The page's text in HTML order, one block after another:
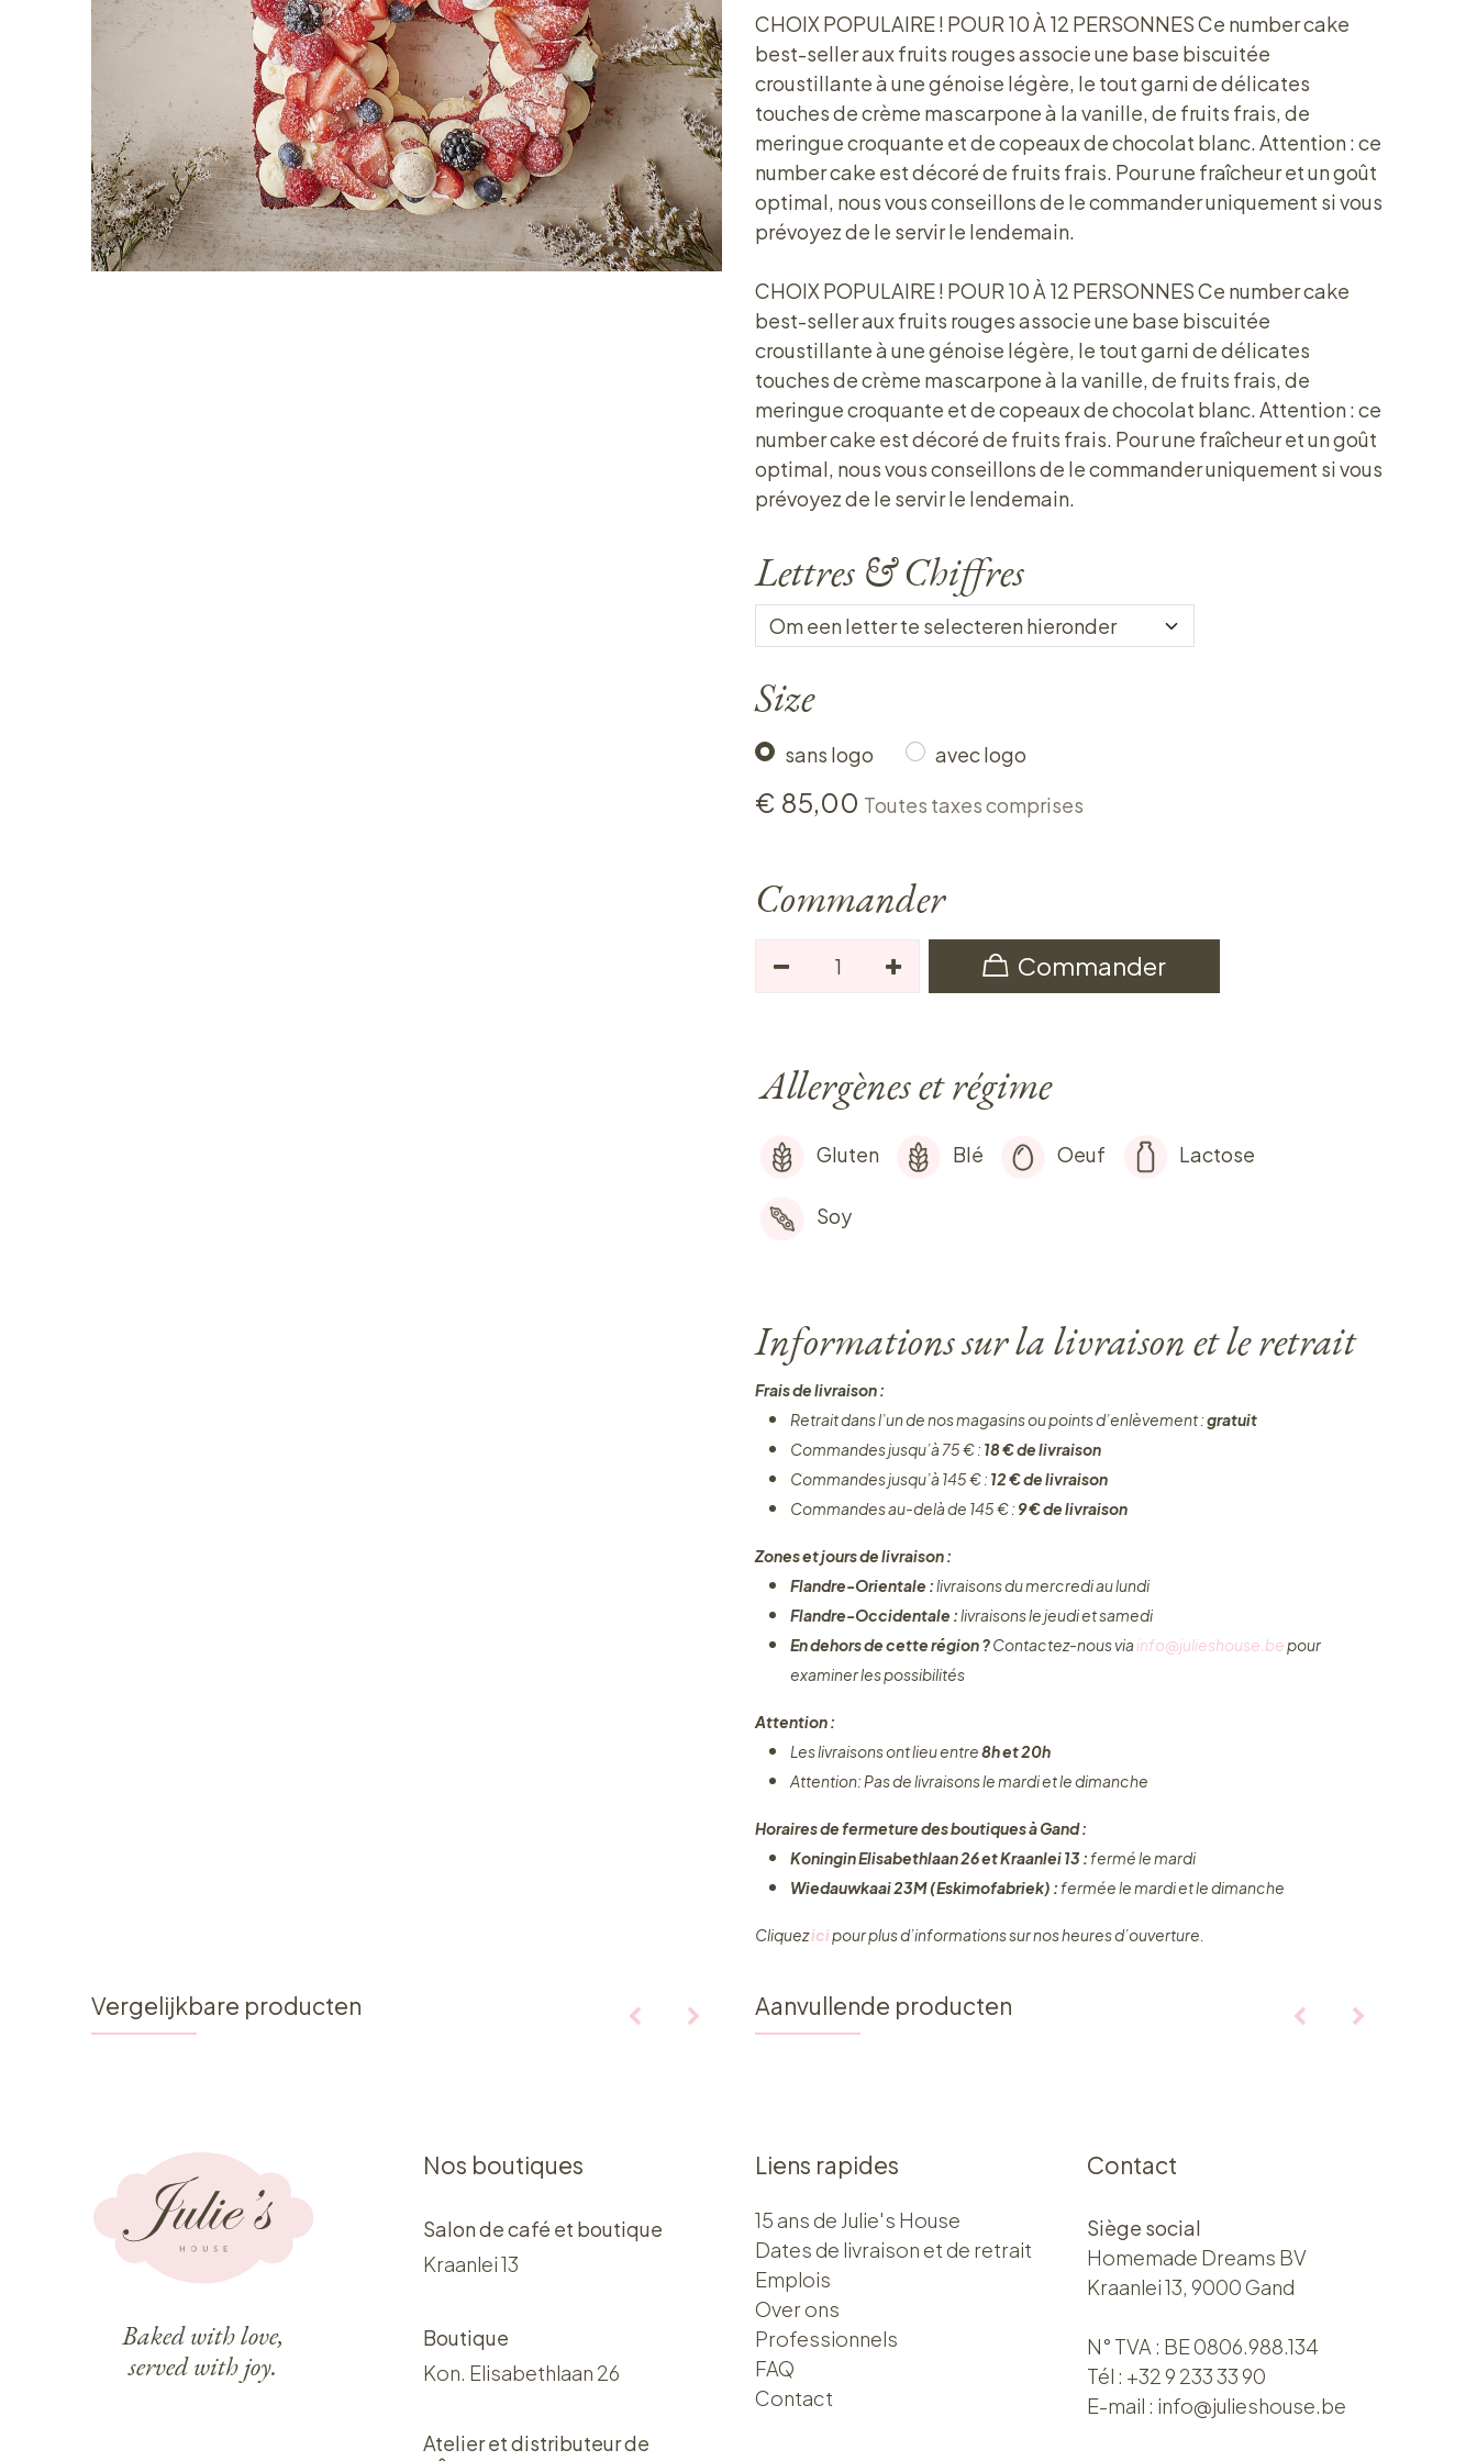
CHOIX POPULAIRE ! POUR 10 À 12 PERSONNES Ce number cake
best-seller aux fruits rouges associe une base biscuitée
croustillante à une génoise légère, le tout garni de délicates
touches de crème mascarpone à la vanille, de fruits frais, de
meringue croquante et de copeaux de chocolat blanc. Attention : ce
number cake est décoré de fruits frais. Pour une fraîcheur et un goût
optimal, nous vous conseillons de le commander uniquement si vous
prévoyez de le servir le lendemain.
CHOIX POPULAIRE ! POUR 10 À 12 PERSONNES Ce number cake
best-seller aux fruits rouges associe une base biscuitée
croustillante à une génoise légère, le tout garni de délicates
touches de crème mascarpone à la vanille, de fruits frais, de
meringue croquante et de copeaux de chocolat blanc. Attention : ce
number cake est décoré de fruits frais. Pour une fraîcheur et un goût
optimal, nous vous conseillons de le commander uniquement si vous
prévoyez de le servir le lendemain.
Lettres & Chiffres
Size
sans logo avec logo
€ 85,00 Toutes taxes comprises
Commander
Commander
Allergènes et régime
Gluten Blé Oeuf Lactose
Soy
Informations sur la livraison et le retrait
Frais de livraison :
Retrait dans l’un de nos magasins ou points d’enlèvement :gratuit
Commandes jusqu’à 75 € : 18 € de livraison
Commandes jusqu’à 145 € : 12 € de livraison
Commandes au-delà de 145 € : 9 € de livraison
Zones et jours de livraison :
Flandre-Orientale :livraisons du mercredi au lundi
Flandre-Occidentale :livraisons le jeudi et samedi
En dehors de cette région ?Contactez-nous via info@julieshouse.bepour
examiner les possibilités
Attention :
Les livraisons ont lieu entre8h et 20h
Attention: Pas de livraisons le mardi et le dimanche
Horaires de fermeture des boutiques à Gand :
Koningin Elisabethlaan 26 et Kraanlei 13 :fermé le mardi
Wiedauwkaai 23M (Eskimofabriek) :fermée le mardi et le dimanche
Cliquez ​icipour plus d’informations sur nos heures d’ouverture.
Vergelijkbare producten Aanvullende producten
Baked with love,
served with joy.
Nos boutiques
Salon de café et boutique
Kraanlei 13
Boutique
Kon. Elisabethlaan 26
Atelier et distributeur de
Liens rapides
15 ans de Julie's House
Dates de livraison et de retrait
Emplois
Over ons​​
Professionnels
FAQ
Contact
Contact
Siège social
Homemade Dreams BV
Kraanlei 13, 9000 Gand
N° TVA : BE 0806.988.134
Tél : +32 9 233 33 90
E-mail : info@julieshouse.be